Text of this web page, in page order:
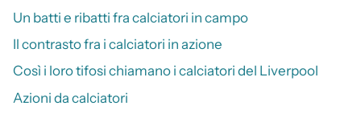
Un batti e ribatti fra calciatori in campo
Il contrasto fra i calciatori in azione
Così i loro tifosi chiamano i calciatori del Liverpool
Azioni da calciatori